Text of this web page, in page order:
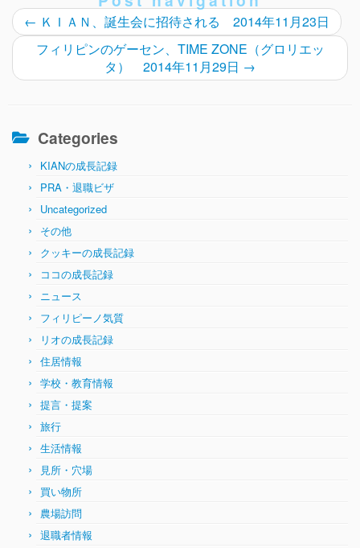
← ＫＩＡＮ、誕生会に招待される 2014年11月23日
フィリピンのゲーセン、TIME ZONE（グロリエッ
タ） 2014年11月29日 →
Categories
KIANの成長記録
PRA・退職ビザ
Uncategorized
その他
クッキーの成長記録
ココの成長記録
ニュース
フィリピーノ気質
リオの成長記録
住居情報
学校・教育情報
提言・提案
旅行
生活情報
見所・穴場
買い物所
農場訪問
退職者情報